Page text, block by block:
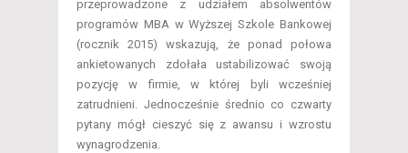
przeprowadzone z udziałem absolwentów
programów MBA w Wyższej Szkole Bankowej
(rocznik 2015) wskazują, że ponad połowa
ankietowanych zdołała ustabilizować swoją
pozycję w firmie, w której byli wcześniej
zatrudnieni. Jednocześnie średnio co czwarty
pytany mógł cieszyć się z awansu i wzrostu
wynagrodzenia.